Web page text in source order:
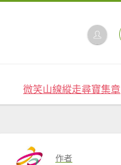
微笑山線縱走尋寶集章
作者